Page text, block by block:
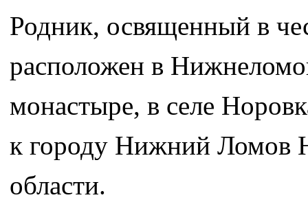
Родник, освященный в
расположен в
монастыре, в селе
к городу Нижний Ломов
области.